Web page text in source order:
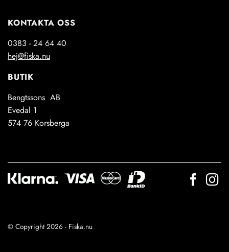
KONTAKTA OSS
0383 - 24 64 40
hej@fiska.nu
BUTIK
Bengtssons AB
Evedal 1
574 76 Korsberga
© Copyright 2026 - Fiska.nu